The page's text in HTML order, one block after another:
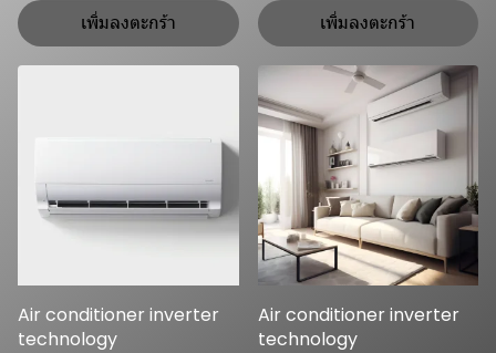
เพิ่มลงตะกร้า เพิ่มลงตะกร้า
Air conditioner inverter
technology
Air conditioner inverter
technology